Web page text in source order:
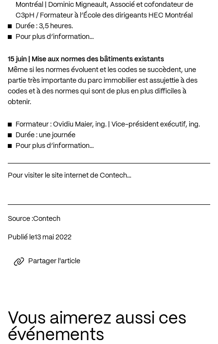
Montréal | Dominic Migneault, Associé et cofondateur de
C3pH / Formateur à l’École des dirigeants HEC Montréal
Durée : 3,5 heures.
Pour plus d’information…
15 juin | Mise aux normes des bâtiments existants
Même si les normes évoluent et les codes se succèdent, une
partie très importante du parc immobilier est assujettie à des
codes et à des normes qui sont de plus en plus difficiles à
obtenir.
Formateur : Ovidiu Maier, ing. | Vice-président exécutif, ing.
Durée : une journée
Pour plus d’information…
Pour visiter le site internet de Contech…
Source :Contech
Publié le 13 mai 2022
Partager l'article
Vous aimerez aussi ces
événements